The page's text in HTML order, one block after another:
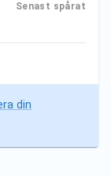
Senast spårat
din